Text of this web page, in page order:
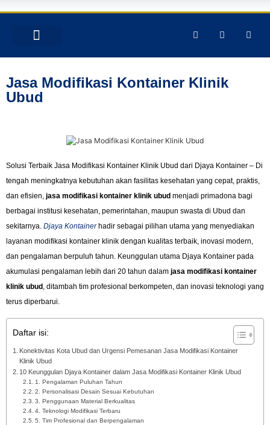
Jasa Modifikasi Kontainer Klinik
Ubud
Solusi Terbaik Jasa Modifikasi Kontainer Klinik Ubud dari Djaya Kontainer – Di
tengah meningkatnya kebutuhan akan fasilitas kesehatan yang cepat, praktis,
dan efisien, jasa modifikasi kontainer klinik ubud menjadi primadona bagi
berbagai institusi kesehatan, pemerintahan, maupun swasta di Ubud dan
sekitarnya. Djaya Kontainerhadir sebagai pilihan utama yang menyediakan
layanan modifikasi kontainer klinik dengan kualitas terbaik, inovasi modern,
dan pengalaman berpuluh tahun. Keunggulan utama Djaya Kontainer pada
akumulasi pengalaman lebih dari 20 tahun dalam jasa modifikasi kontainer
klinik ubud , ditambah tim profesional berkompeten, dan inovasi teknologi yang
terus diperbarui.
Daftar isi:
Konektivitas Kota Ubud dan Urgensi Pemesanan Jasa Modifikasi Kontainer
Klinik Ubud
10 Keunggulan Djaya Kontainer dalam Jasa Modifikasi Kontainer Klinik Ubud
1. Pengalaman Puluhan Tahun
2. Personalisasi Desain Sesuai Kebutuhan
3. Penggunaan Material Berkualitas
4. Teknologi Modifikasi Terbaru
5. Tim Profesional dan Berpengalaman